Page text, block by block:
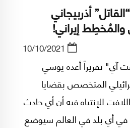
أذربيجاني
إيراني!
10/10/2021
آي" تقريراً أعده يوسي
المتخصص بقضايا
للإنتباه فيه أن أي حادث
في أي بلد في العالم سيوضع